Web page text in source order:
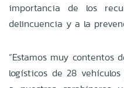
importancia de los
delincuencia y a la
“Estamos muy contentos
logísticos de 28